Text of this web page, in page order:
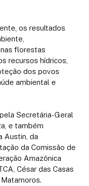
os resultados
florestas
recursos hídricos,
dos povos
ambiental e
Secretária-Geral
e também
Austin, da
da Comissão de
Amazônica
César das Casas